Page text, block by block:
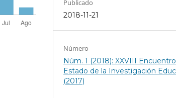
Publicado
2018-11-21
Número
Núm. 1 (2018): XXVIII Encuentro
Estado de la Investigación
(2017)